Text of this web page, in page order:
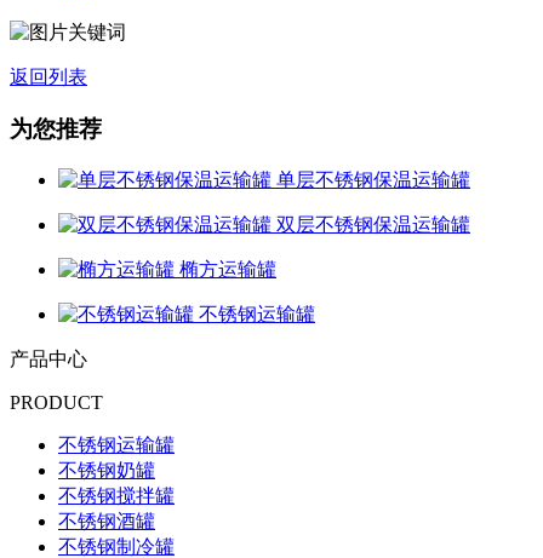
返回列表
为您推荐
单层不锈钢保温运输罐
双层不锈钢保温运输罐
椭方运输罐
不锈钢运输罐
产品中心
PRODUCT
不锈钢运输罐
不锈钢奶罐
不锈钢搅拌罐
不锈钢酒罐
不锈钢制冷罐